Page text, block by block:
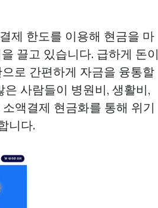
제 한도를 이용해 현금을 마
끌고 있습니다. 급하게 돈이
로 간편하게 자금을 융통할
사람들이 병원비, 생활비,
액결제 현금화를 통해 위기
니다.